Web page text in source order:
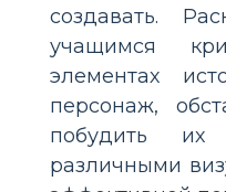
создавать.
учащимся
элементах
персонаж,
побудить их
различными